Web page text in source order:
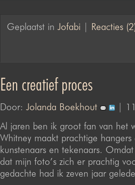
Geplaatst in Jofabi Reacties
Een creatief proces
Door: Jolanda Boekhout |
Al jaren ben ik groot fan van het
Whitney maakt prachtige
kunstenaars en tekenaars.
dat mijn foto’s zich er prachtig
gedachte had ik zeven jaar